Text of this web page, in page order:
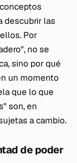
descubrir las
Por
no se
sino por qué
un momento
que lo que
son, en
a cambio.
de poder